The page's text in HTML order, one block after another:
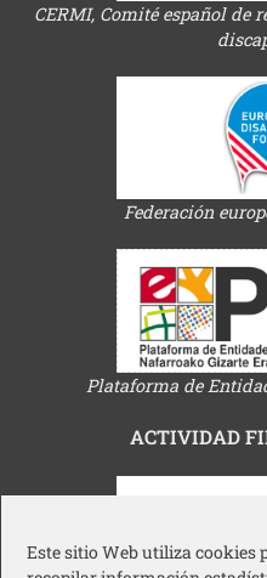
Este sitio Web utiliza cookies
CERMI, Comité español de
Federación
Plataforma de
ACTIVIDAD